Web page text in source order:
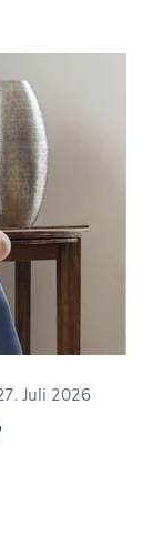
Juli 2026